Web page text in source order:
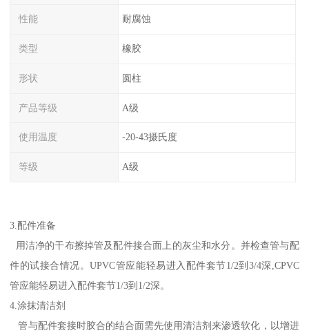
性能 耐腐蚀
类型 橡胶
形状 圆柱
产品等级 A级
使用温度 -20-43摄氏度
等级 A级
3.配件准备
用洁净的干布擦掉管及配件接合面上的灰尘和水分。并检查管与配
件的试接合情况。UPVC管应能轻易进入配件套节1/2到3/4深,CPVC
管应能轻易进入配件套节1/3到1/2深。
4.涂抹清洁剂
管与配件套接时胶合的结合面需先使用清洁剂来渗透软化，以增进